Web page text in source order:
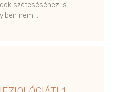
széteséséhez is
nem …